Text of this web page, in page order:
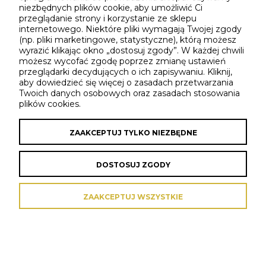
O NAS
Sklep internetowy Shoper Premium
niezbędnych plików cookie, aby umożliwić Ci
przeglądanie strony i korzystanie ze sklepu
internetowego. Niektóre pliki wymagają Twojej zgody
(np. pliki marketingowe, statystyczne), którą możesz
wyrazić klikając okno „dostosuj zgody”. W każdej chwili
możesz wycofać zgodę poprzez zmianę ustawień
przeglądarki decydujących o ich zapisywaniu. Kliknij,
aby dowiedzieć się więcej o zasadach przetwarzania
Twoich danych osobowych oraz zasadach stosowania
plików cookies.
ZAAKCEPTUJ TYLKO NIEZBĘDNE
DOSTOSUJ ZGODY
ZAAKCEPTUJ WSZYSTKIE